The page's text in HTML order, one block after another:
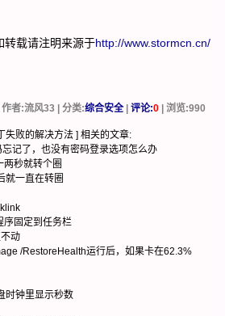
转载请注明来源于http://www.stormcn.cn/
作者:流风33 | 分类:综合安全|评论:0 | 浏览:990
失败的解决方法 ] 相关的文章:
记了，也没有密码登录选项怎么办
两秒就转个圈
就一直在转圈
序固定到任务栏
动
/RestoreHealth运行后，如果卡在62.3%
时钟里显示秒数